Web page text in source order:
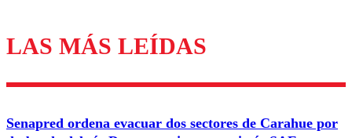
Los comentarios son moderados para garantizar un
diálogo respetuoso.
Correo
LAS MÁS LEÍDAS
Senapred ordena evacuar dos sectores de Carahue por